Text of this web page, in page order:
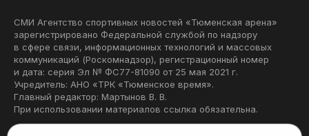
СМИ Агентство спортивных новостей «Тюменская арена»
зарегистрировано Федеральной службой по надзору
в сфере связи, информационных технологий и массовых
коммуникаций (Роскомнадзор), регистрационный номер
и дата: серия Эл № ФС77-81090 от 25 мая 2021 г.
Учредитель: АНО «ТРК «Тюменское время».
Главный редактор: Мартынов В. В.
При использовании материалов ссылка обязательна.